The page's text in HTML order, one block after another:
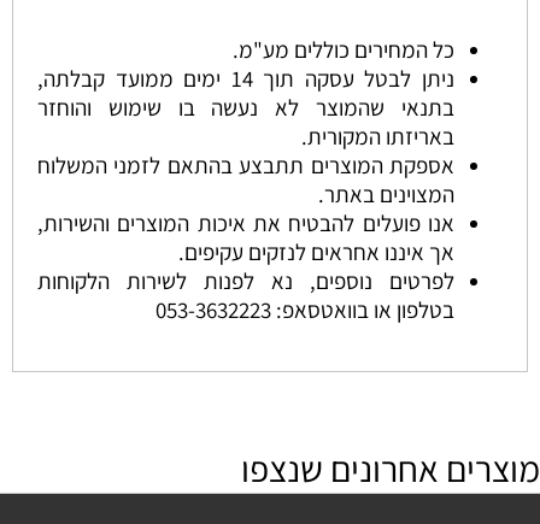
כל המחירים כוללים מע"מ.
ניתן לבטל עסקה תוך 14 ימים ממועד קבלתה,
בתנאי שהמוצר לא נעשה בו שימוש והוחזר
באריזתו המקורית.
אספקת המוצרים תתבצע בהתאם לזמני המשלוח
המצוינים באתר.
אנו פועלים להבטיח את איכות המוצרים והשירות,
אך איננו אחראים לנזקים עקיפים.
לפרטים נוספים, נא לפנות לשירות הלקוחות
בטלפון או בוואטסאפ: 053-3632223
מוצרים אחרונים שנצפו